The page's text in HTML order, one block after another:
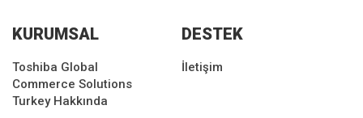
KURUMSAL
Toshiba Global
Commerce Solutions
Turkey Hakkında
DESTEK
İletişim